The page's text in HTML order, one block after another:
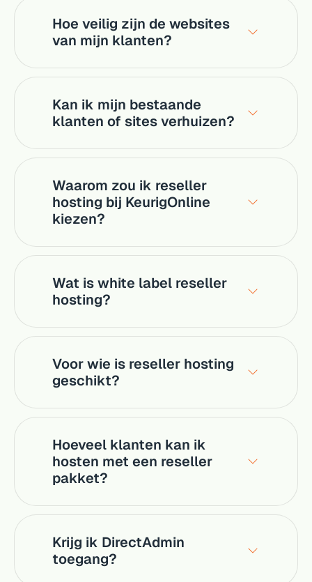
Hoe veilig zijn de websites
van mijn klanten?
Kan ik mijn bestaande
klanten of sites verhuizen?
Waarom zou ik reseller
hosting bij KeurigOnline
kiezen?
Wat is white label reseller
hosting?
Voor wie is reseller hosting
geschikt?
Hoeveel klanten kan ik
hosten met een reseller
pakket?
Krijg ik DirectAdmin
toegang?